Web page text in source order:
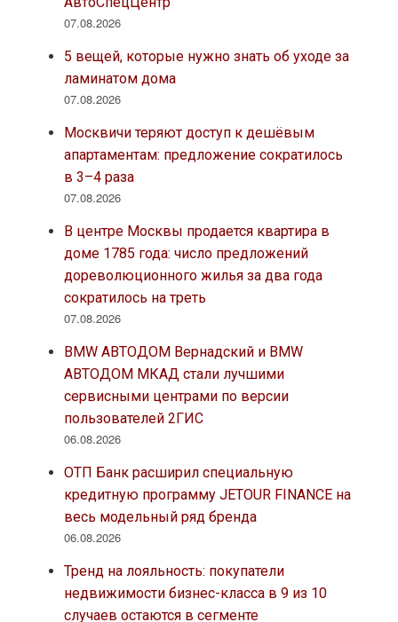
07.08.2026
5 вещей, которые нужно знать об уходе за
ламинатом дома
07.08.2026
Москвичи теряют доступ к дешёвым
апартаментам: предложение сократилось
в 3–4 раза
07.08.2026
В центре Москвы продается квартира в
доме 1785 года: число предложений
дореволюционного жилья за два года
сократилось на треть
07.08.2026
BMW АВТОДОМ Вернадский и BMW
АВТОДОМ МКАД стали лучшими
сервисными центрами по версии
пользователей 2ГИС
06.08.2026
ОТП Банк расширил специальную
кредитную программу JETOUR FINANCE на
весь модельный ряд бренда
06.08.2026
Тренд на лояльность: покупатели
недвижимости бизнес-класса в 9 из 10
случаев остаются в сегменте